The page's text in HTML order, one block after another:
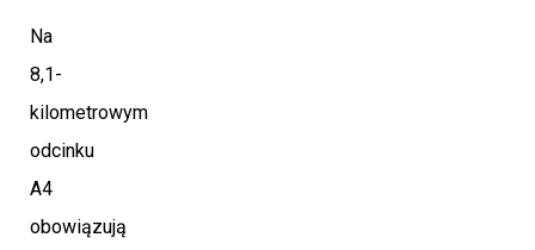
Na
8,1-
kilometrowym
odcinku
A4
obowiązują